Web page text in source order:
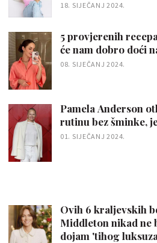
18. SIJEČANJ 2024.
5 provjerenih
će nam dobro doći
08. SIJEČANJ 2024.
Pamela Anderson
rutinu bez šminke,
01. SIJEČANJ 2024.
Ovih 6 kraljevskih
Middleton nikad ne
dojam 'tihog